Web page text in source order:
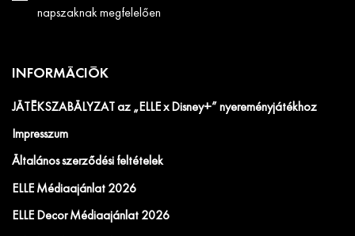
napszaknak megfelelően
INFORMÁCIÓK
JÁTÉKSZABÁLYZAT az „ELLE x Disney+” nyereményjátékhoz
Impresszum
Általános szerződési feltételek
ELLE Médiaajánlat 2026
ELLE Decor Médiaajánlat 2026